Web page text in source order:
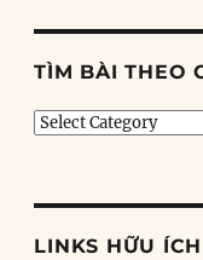
TÌM BÀI THEO
Tìm
LINKS HỮU ÍCH